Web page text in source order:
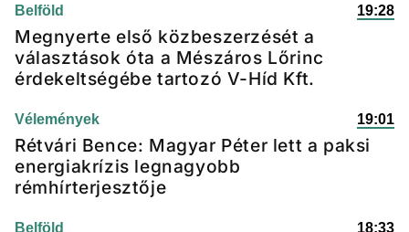
Belföld 19:28
Megnyerte első közbeszerzését a
választások óta a Mészáros Lőrinc
érdekeltségébe tartozó V-Híd Kft.
Vélemények 19:01
Rétvári Bence: Magyar Péter lett a paksi
energiakrízis legnagyobb
rémhírterjesztője
Belföld 18:33